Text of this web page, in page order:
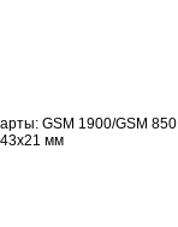
GSM 1900/GSM 850
мм